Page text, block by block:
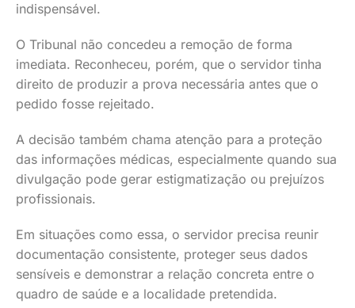
indispensável.
O Tribunal não concedeu a remoção de forma
imediata. Reconheceu, porém, que o servidor tinha
direito de produzir a prova necessária antes que o
pedido fosse rejeitado.
A decisão também chama atenção para a proteção
das informações médicas, especialmente quando sua
divulgação pode gerar estigmatização ou prejuízos
profissionais.
Em situações como essa, o servidor precisa reunir
documentação consistente, proteger seus dados
sensíveis e demonstrar a relação concreta entre o
quadro de saúde e a localidade pretendida.